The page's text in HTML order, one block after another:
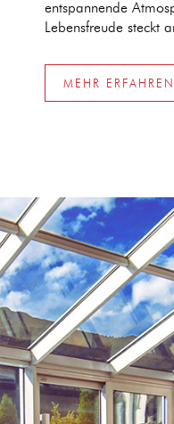
entspannende
Lebensfreude steckt
MEHR ERFAHREN